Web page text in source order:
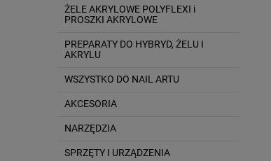
ŻELE AKRYLOWE POLYFLEXI i
PROSZKI AKRYLOWE
PREPARATY DO HYBRYD, ŻELU I
AKRYLU
WSZYSTKO DO NAIL ARTU
AKCESORIA
NARZĘDZIA
SPRZĘTY I URZĄDZENIA